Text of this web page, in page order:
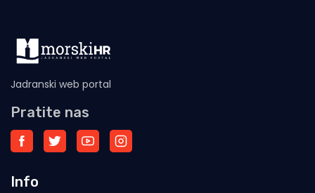
Jadranski web portal
Pratite nas
Info